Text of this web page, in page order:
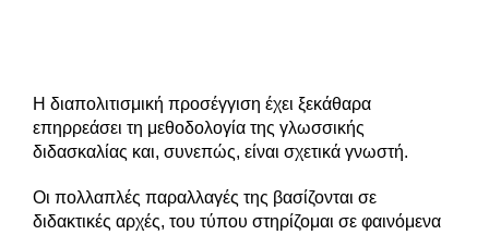
Η διαπολιτισμική προσέγγιση έχει ξεκάθαρα
επηρρεάσει τη μεθοδολογία της γλωσσικής
διδασκαλίας και, συνεπώς, είναι σχετικά γνωστή.
Οι πολλαπλές παραλλαγές της βασίζονται σε
διδακτικές αρχές, του τύπου στηρίζομαι σε φαινόμενα